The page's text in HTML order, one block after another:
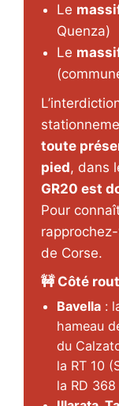
Le
Quenza)
Le
toute
pied, dans
GR20 est
Pour
de Corse.
🚧 Côté
Bavella :
hameau
du
la RT 10
la RD